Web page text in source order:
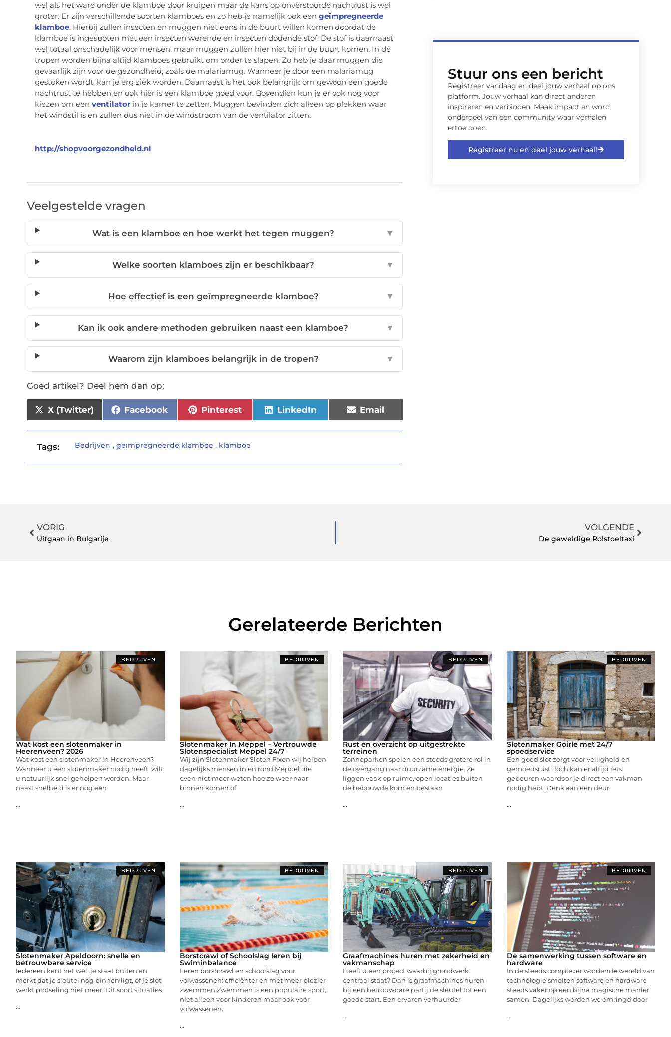
wel als het ware onder de klamboe door kruipen maar de kans op onverstoorde nachtrust is wel
groter. Er zijn verschillende soorten klamboes en zo heb je namelijk ook een geïmpregneerde
klamboe. Hierbij zullen insecten en muggen niet eens in de buurt willen komen doordat de
klamboe is ingespoten met een insecten werende en insecten dodende stof. De stof is daarnaast
wel totaal onschadelijk voor mensen, maar muggen zullen hier niet bij in de buurt komen. In de
tropen worden bijna altijd klamboes gebruikt om onder te slapen. Zo heb je daar muggen die
gevaarlijk zijn voor de gezondheid, zoals de malariamug. Wanneer je door een malariamug
gestoken wordt, kan je erg ziek worden. Daarnaast is het ook belangrijk om gewoon een goede
nachtrust te hebben en ook hier is een klamboe goed voor. Bovendien kun je er ook nog voor
kiezen om een ventilatorin je kamer te zetten. Muggen bevinden zich alleen op plekken waar
het windstil is en zullen dus niet in de windstroom van de ventilator zitten.
http://shopvoorgezondheid.nl
Veelgestelde vragen
Wat is een klamboe en hoe werkt het tegen muggen? ▼
Welke soorten klamboes zijn er beschikbaar? ▼
Hoe effectief is een geïmpregneerde klamboe? ▼
Kan ik ook andere methoden gebruiken naast een klamboe? ▼
Waarom zijn klamboes belangrijk in de tropen? ▼
Goed artikel? Deel hem dan op:
X (Twitter) Facebook Pinterest LinkedIn Email
Tags: Bedrijven ,geïmpregneerde klamboe , klamboe
Stuur ons een bericht
Registreer vandaag en deel jouw verhaal op ons
platform. Jouw verhaal kan direct anderen
inspireren en verbinden. Maak impact en word
onderdeel van een community waar verhalen
ertoe doen.
Registreer nu en deel jouw verhaal!
VORIG
Uitgaan in Bulgarije
VOLGENDE
De geweldige Rolstoeltaxi
Gerelateerde Berichten
BEDRIJVEN
Wat kost een slotenmaker in
Heerenveen? 2026
Wat kost een slotenmaker in Heerenveen?
Wanneer u een slotenmaker nodig heeft, wilt
u natuurlijk snel geholpen worden. Maar
naast snelheid is er nog een
...
BEDRIJVEN
Slotenmaker In Meppel – Vertrouwde
Slotenspecialist Meppel 24/7
Wij zijn Slotenmaker Sloten Fixen wij helpen
dagelijks mensen in en rond Meppel die
even niet meer weten hoe ze weer naar
binnen komen of
...
BEDRIJVEN
Rust en overzicht op uitgestrekte
terreinen
Zonneparken spelen een steeds grotere rol in
de overgang naar duurzame energie. Ze
liggen vaak op ruime, open locaties buiten
de bebouwde kom en bestaan
...
BEDRIJVEN
Slotenmaker Goirle met 24/7
spoedservice
Een goed slot zorgt voor veiligheid en
gemoedsrust. Toch kan er altijd iets
gebeuren waardoor je direct een vakman
nodig hebt. Denk aan een deur
...
BEDRIJVEN
Slotenmaker Apeldoorn: snelle en
betrouwbare service
Iedereen kent het wel: je staat buiten en
merkt dat je sleutel nog binnen ligt, of je slot
werkt plotseling niet meer. Dit soort situaties
...
BEDRIJVEN
Borstcrawl of Schoolslag leren bij
Swiminbalance
Leren borstcrawl en schoolslag voor
volwassenen: efficiënter en met meer plezier
zwemmen Zwemmen is een populaire sport,
niet alleen voor kinderen maar ook voor
volwassenen.
...
BEDRIJVEN
Graafmachines huren met zekerheid en
vakmanschap
Heeft u een project waarbij grondwerk
centraal staat? Dan is graafmachines huren
bij een betrouwbare partij de sleutel tot een
goede start. Een ervaren verhuurder
...
BEDRIJVEN
De samenwerking tussen software en
hardware
In de steeds complexer wordende wereld van
technologie smelten software en hardware
steeds vaker op een bijna magische manier
samen. Dagelijks worden we omringd door
...